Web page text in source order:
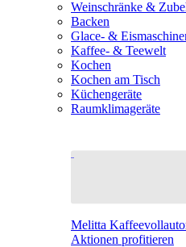
Weinschränke &
Backen
Glace- &
Kaffee- & Teewelt
Kochen
Kochen am Tisch
Küchengeräte
Raumklimageräte
Melitta
Aktionen profitieren